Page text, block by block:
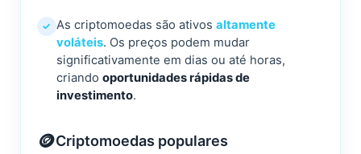
✓ As criptomoedas são ativos altamente
voláteis. Os preços podem mudar
significativamente em dias ou até horas,
criando oportunidades rápidas de
investimento.
🪙Criptomoedas populares